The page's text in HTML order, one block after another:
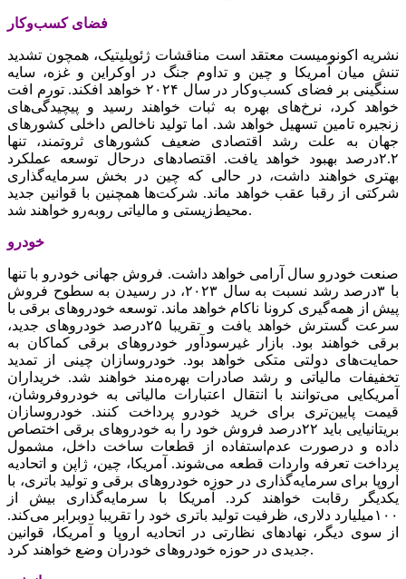
فضای کسب‌وکار
نشریه اکونومیست معتقد است مناقشات ژئوپلیتیک، همچون تشدید
تنش‌‌‌ میان آمریکا و چین و تداوم جنگ در اوکراین و غزه، سایه
سنگینی بر فضای کسب‌وکار در سال ۲۰۲۴ خواهد افکند. تورم افت
خواهد کرد، نرخ‌های بهره به ثبات خواهند رسید و پیچیدگی‌‌‌های
زنجیره تامین تسهیل خواهد شد. اما تولید ناخالص داخلی کشورهای
جهان به علت رشد اقتصادی ضعیف کشورهای ثروتمند، تنها
۲.۲‌درصد بهبود خواهد یافت. اقتصادهای درحال توسعه عملکرد
بهتری خواهند داشت، در حالی که چین در بخش سرمایه‌گذاری
شرکتی از رقبا عقب خواهد ماند. شرکت‌ها همچنین با قوانین جدید
محیط‌زیستی و مالیاتی روبه‌‌‌رو خواهند شد.
خودرو
صنعت خودرو سال آرامی خواهد داشت. فروش جهانی خودرو با تنها
با ۳درصد رشد نسبت به سال ۲۰۲۳، در رسیدن به سطوح فروش
پیش از همه‌گیری کرونا ناکام خواهد ماند. توسعه خودروهای برقی با
سرعت گسترش خواهد یافت و تقریبا ۲۵‌درصد خودروهای جدید،
برقی خواهند بود. بازار غیرسودآور خودروهای برقی کماکان به
حمایت‌‌‌های دولتی متکی خواهد بود. خودروسازان چینی از تمدید
تخفیفات مالیاتی و رشد صادرات بهره‌‌‌‌‌‌مند خواهند شد. خریداران
آمریکایی می‌‌‌توانند با انتقال اعتبارات مالیاتی به خودروفروشان،
قیمت پایین‌‌‌تری برای خرید خودرو پرداخت کنند. خودروسازان
بریتانیایی باید ۲۲‌درصد فروش خود را به خودروهای برقی اختصاص
داده و درصورت عدم‌استفاده از قطعات ساخت داخل، مشمول
پرداخت تعرفه واردات قطعه می‌‌‌شوند. آمریکا، چین، ژاپن و اتحادیه
اروپا برای سرمایه‌گذاری در حوزه خودروهای برقی و تولید باتری، با
یکدیگر رقابت خواهند کرد. آمریکا با سرمایه‌گذاری بیش از
۱۰۰میلیارد دلاری، ظرفیت تولید باتری خود را تقریبا دوبرابر می‌کند.
از سوی دیگر، نهادهای نظارتی در اتحادیه اروپا و آمریکا، قوانین
جدیدی در حوزه خودروهای خودران وضع خواهند کرد.